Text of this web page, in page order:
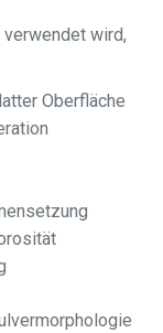
wird,
Oberfläche